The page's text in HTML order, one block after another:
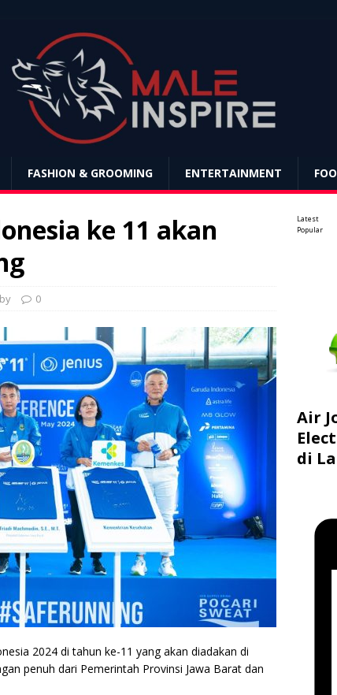
FASHION & GROOMING ENTERTAINMENT
ke 11 akan
0
2024 di tahun ke-11 yang akan diadakan di
penuh dari Pemerintah Provinsi Jawa Barat dan
Latest
Popular
Air
di